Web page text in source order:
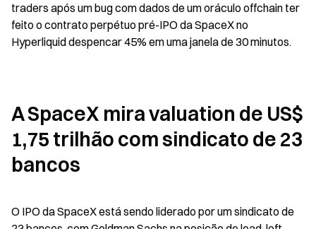
traders após um bug com dados de um oráculo offchain ter
feito o contrato perpétuo pré-IPO da SpaceX no
Hyperliquid despencar 45% em uma janela de 30 minutos.
A SpaceX mira valuation de US$
1,75 trilhão com sindicato de 23
bancos
O IPO da SpaceX está sendo liderado por um sindicato de